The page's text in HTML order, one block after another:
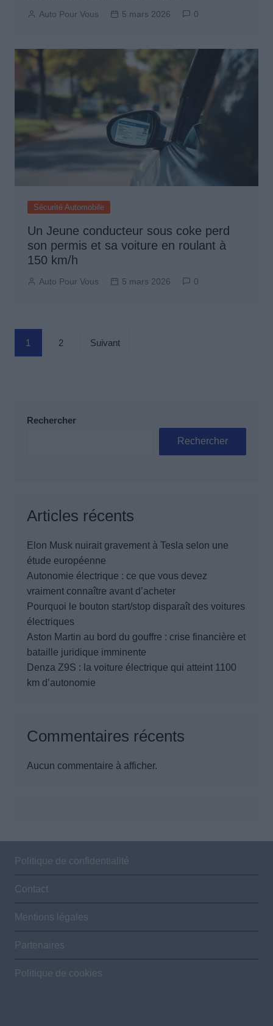
Auto Pour Vous 5 mars 2026 0
Sécurité Automobile
Un Jeune conducteur sous coke perd
son permis et sa voiture en roulant à
150 km/h
Auto Pour Vous 5 mars 2026 0
Pagination
des
1 2 Suivant
Rechercher
Rechercher
Articles récents
Elon Musk nuirait gravement à Tesla selon une
étude européenne
Autonomie électrique : ce que vous devez
vraiment connaître avant d’acheter
Pourquoi le bouton start/stop disparaît des voitures
électriques
Aston Martin au bord du gouffre : crise financière et
bataille juridique imminente
Denza Z9S : la voiture électrique qui atteint 1100
km d’autonomie
Commentaires récents
Aucun commentaire à afficher.
Politique de confidentialité
Contact
Mentions légales
Partenaires
Politique de cookies